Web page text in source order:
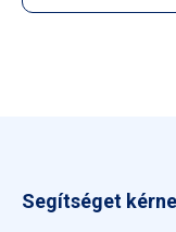
Segítséget